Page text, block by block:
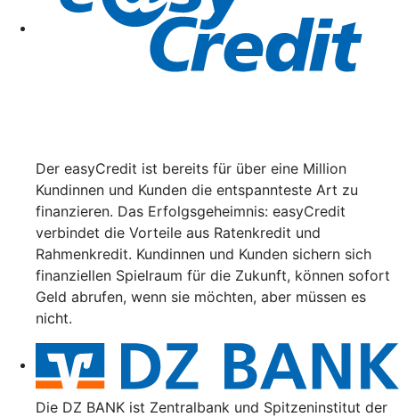
Der easyCredit ist bereits für über eine Million
Kundinnen und Kunden die entspannteste Art zu
finanzieren. Das Erfolgsgeheimnis: easyCredit
verbindet die Vorteile aus Ratenkredit und
Rahmenkredit. Kundinnen und Kunden sichern sich
finanziellen Spielraum für die Zukunft, können sofort
Geld abrufen, wenn sie möchten, aber müssen es
nicht.
Die DZ BANK ist Zentralbank und Spitzeninstitut der